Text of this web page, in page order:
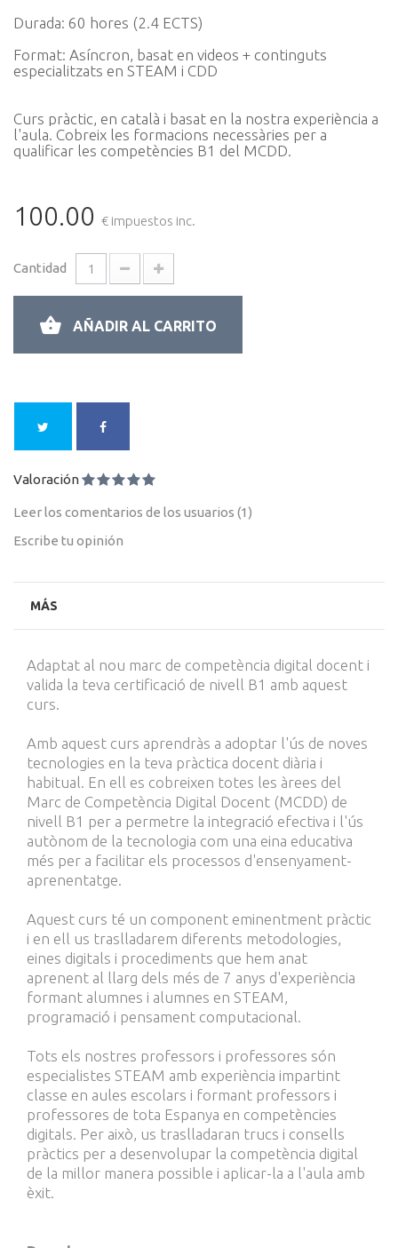
Durada: 60 hores (2.4 ECTS)
Format: Asíncron, basat en videos + continguts
especialitzats en STEAM i CDD
Curs pràctic, en català i basat en la nostra experiència a
l'aula. Cobreix les formacions necessàries per a
qualificar les competències B1 del MCDD.
100.00 € impuestos inc.
Cantidad
AÑADIR AL CARRITO
Valoración
Leer los comentarios de los usuarios (1 )
Escribe tu opinión
MÁS
Adaptat al nou marc de competència digital docent i
valida la teva certificació de nivell B1 amb aquest
curs.
Amb aquest curs aprendràs a adoptar l'ús de noves
tecnologies en la teva pràctica docent diària i
habitual. En ell es cobreixen totes les àrees del
Marc de Competència Digital Docent (MCDD) de
nivell B1 per a permetre la integració efectiva i l'ús
autònom de la tecnologia com una eina educativa
més per a facilitar els processos d'ensenyament-
aprenentatge.
Aquest curs té un component eminentment pràctic
i en ell us traslladarem diferents metodologies,
eines digitals i procediments que hem anat
aprenent al llarg dels més de 7 anys d'experiència
formant alumnes i alumnes en STEAM,
programació i pensament computacional.
Tots els nostres professors i professores són
especialistes STEAM amb experiència impartint
classe en aules escolars i formant professors i
professores de tota Espanya en competències
digitals. Per això, us traslladaran trucs i consells
pràctics per a desenvolupar la competència digital
de la millor manera possible i aplicar-la a l'aula amb
èxit.